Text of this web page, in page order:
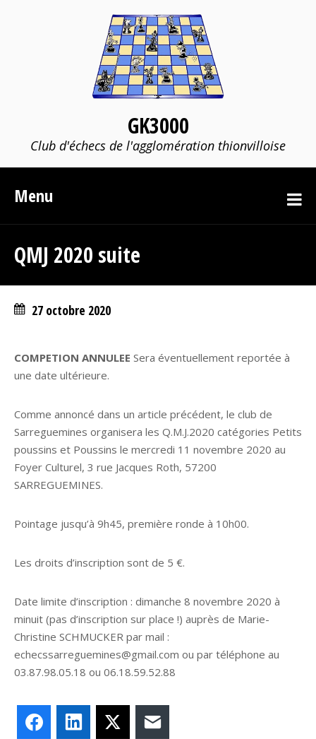
GK3000
Club d'échecs de l'agglomération thionvilloise
Menu
QMJ 2020 suite
27 octobre 2020
COMPETION ANNULEE Sera éventuellement reportée à
une date ultérieure.
Comme annoncé dans un article précédent, le club de
Sarreguemines organisera les Q.M.J.2020 catégories Petits
poussins et Poussins le mercredi 11 novembre 2020 au
Foyer Culturel, 3 rue Jacques Roth, 57200
SARREGUEMINES.
Pointage jusqu’à 9h45, première ronde à 10h00.
Les droits d’inscription sont de 5 €.
Date limite d’inscription : dimanche 8 novembre 2020 à
minuit (pas d’inscription sur place !) auprès de Marie-
Christine SCHMUCKER par mail :
echecssarreguemines@gmail.com ou par téléphone au
03.87.98.05.18 ou 06.18.59.52.88
FacebookLinkedIn